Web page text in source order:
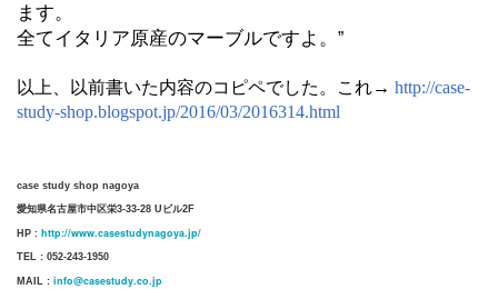
ます。
全てイタリア原産のマーブルですよ。 ”
以上、以前書いた内容のコピペでした。これ→ http://case-
study-shop.blogspot.jp/2016/03/2016314.html
case study shop nagoya
愛知県名古屋市中区栄3-33-28 Uビル2F
HP : http://www.casestudynagoya.jp/
TEL : 052-243-1950
MAIL : info@casestudy.co.jp